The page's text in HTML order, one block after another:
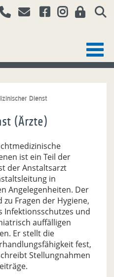
Dienst
(Ärzte)
ist ein Teil der
der Anstaltsarzt
in
Angelegenheiten. Der
Fragen der Hygiene,
Infektionsschutzes und
auffälligen
Er stellt die
fest,
Stellungnahmen